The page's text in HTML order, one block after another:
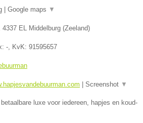
Google maps ▼
4337 EL Middelburg (Zeeland)
-, KvK: 91595657
Screenshot ▼
luxe voor iedereen, hapjes en koud-